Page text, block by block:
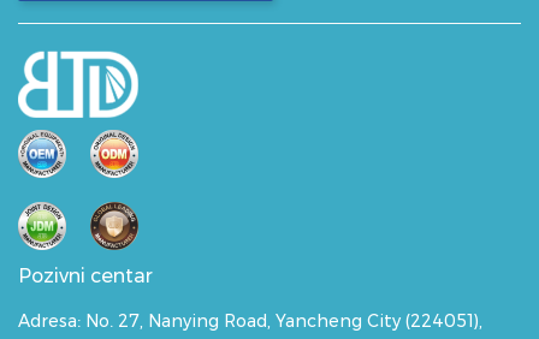
Pozivni centar
Adresa: No. 27, Nanying Road, Yancheng City (224051),